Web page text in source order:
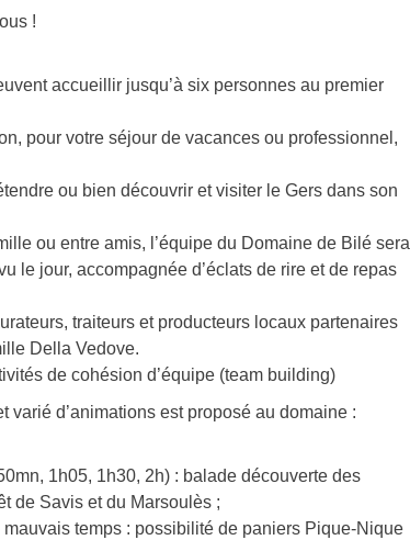
!
accueillir jusqu’à six personnes au premier
pour votre séjour de vacances ou professionnel,
ou bien découvrir et visiter le Gers dans son
ou entre amis, l’équipe du Domaine de Bilé sera
le jour, accompagnée d’éclats de rire et de repas
traiteurs et producteurs locaux partenaires
Della Vedove.
de cohésion d’équipe (team building)
varié d’animations est proposé au domaine :
1h05, 1h30, 2h) : balade découverte des
de Savis et du Marsoulès ;
temps : possibilité de paniers Pique-Nique